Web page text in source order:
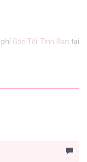
Góc Tối Tình Bạn tại